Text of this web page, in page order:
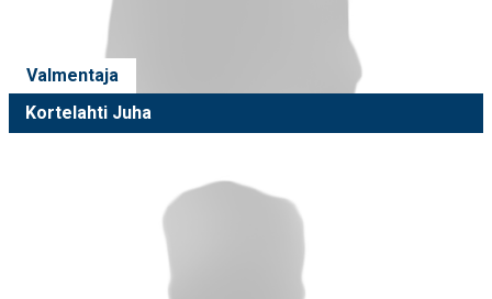
Valmentaja
Kortelahti Juha